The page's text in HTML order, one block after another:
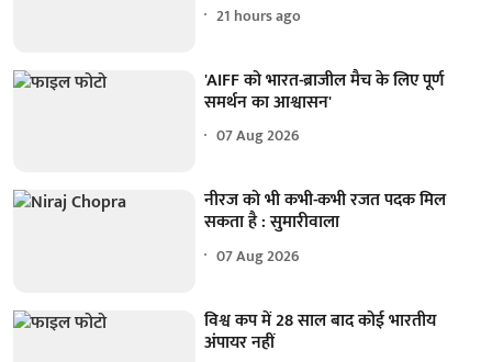
21 hours ago
'AIFF को भारत-ब्राजील मैच के लिए पूर्ण
समर्थन का आश्वासन'
07 Aug 2026
नीरज को भी कभी-कभी रजत पदक मिल
सकता है : सुमारीवाला
07 Aug 2026
विश्व कप में 28 साल बाद कोई भारतीय
अंपायर नहीं